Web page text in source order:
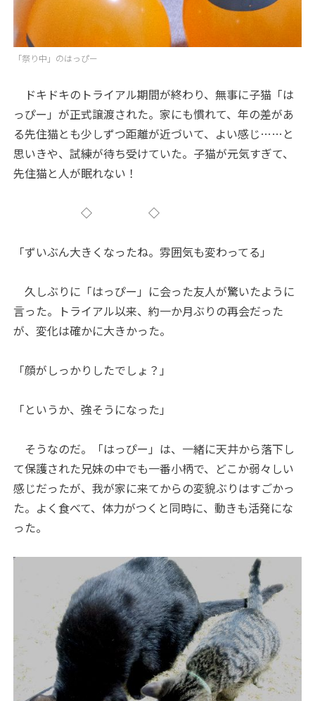
「祭り中」のはっぴー
ドキドキのトライアル期間が終わり、無事に子猫「は
っぴー」が正式譲渡された。家にも慣れて、年の差があ
る先住猫とも少しずつ距離が近づいて、よい感じ……と
思いきや、試練が待ち受けていた。子猫が元気すぎて、
先住猫と人が眠れない！
◇ ◇
「ずいぶん大きくなったね。雰囲気も変わってる」
久しぶりに「はっぴー」に会った友人が驚いたように
言った。トライアル以来、約一か月ぶりの再会だった
が、変化は確かに大きかった。
「顔がしっかりしたでしょ？」
「というか、強そうになった」
そうなのだ。「はっぴー」は、一緒に天井から落下し
て保護された兄妹の中でも一番小柄で、どこか弱々しい
感じだったが、我が家に来てからの変貌ぶりはすごかっ
た。よく食べて、体力がつくと同時に、動きも活発にな
った。